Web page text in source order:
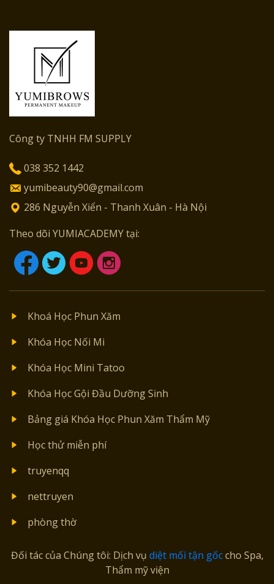
Công ty TNHH FM SUPPLY
038 352 1442
yumibeauty90@gmail.com
286 Nguyễn Xiển - Thanh Xuân - Hà Nội
Theo dõi YUMIACADEMY tại:
Khoá Học Phun Xăm
Khóa Học Nối Mi
Khóa Học Mini Tatoo
Khóa Học Gội Đầu Dưỡng Sinh
Bảng giá Khóa Học Phun Xăm Thẩm Mỹ
Học thử miễn phí
truyenqq
nettruyen
phòng thờ
Đối tác của Chúng tôi: Dịch vụ diệt mối tận gốccho Spa,
Thẩm mỹ viện